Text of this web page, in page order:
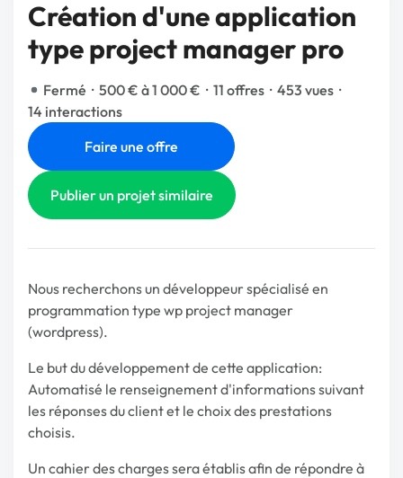
Création d'une application
type project manager pro
Fermé · 500 € à 1 000 € · 11 offres · 453 vues ·
14 interactions
Faire une offre
Publier un projet similaire
Nous recherchons un développeur spécialisé en
programmation type wp project manager
(wordpress).
Le but du développement de cette application:
Automatisé le renseignement d'informations suivant
les réponses du client et le choix des prestations
choisis.
Un cahier des charges sera établis afin de répondre à